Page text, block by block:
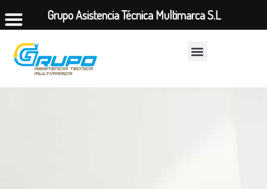
Grupo Asistencia Técnica Multimarca S.L